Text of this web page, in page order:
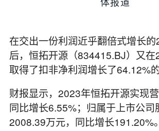
在交出一份利润近乎翻倍式增长
后，恒拓开源（834415.BJ）又
取得了扣非净利润增长了64.12%的
财报显示，2023年恒拓开源实现营
同比增长6.55%；归属于上市公司
2008.39万元，同比增长191.20%